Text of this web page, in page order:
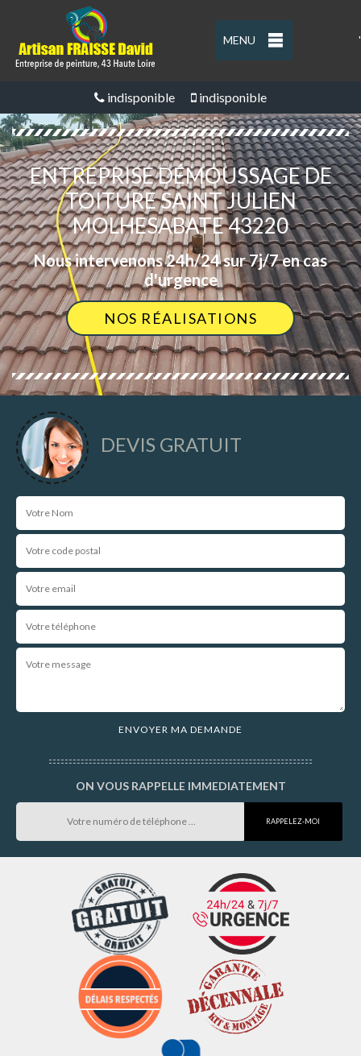
MENU '
indisponible indisponible
ENTREPRISE DÉMOUSSAGE DE
TOITURE SAINT JULIEN
MOLHESABATE 43220
Nous intervenons 24h/24 sur 7j/7 en cas
d'urgence
NOS RÉALISATIONS
DEVIS GRATUIT
ON VOUS RAPPELLE IMMEDIATEMENT